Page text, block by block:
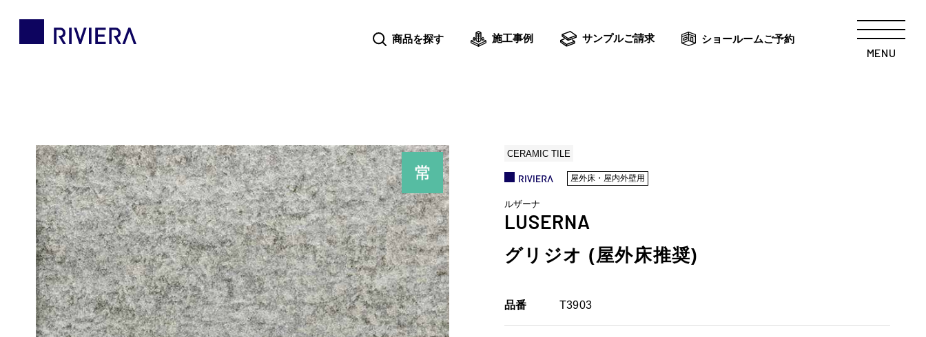
商品を探す 施工事例 サンプルご請求 ショールームご予約
MENU
CERAMIC TILE
屋外床・屋内外壁用
ルザーナ
LUSERNA
グリジオ (屋外床推奨)
品番 T3903